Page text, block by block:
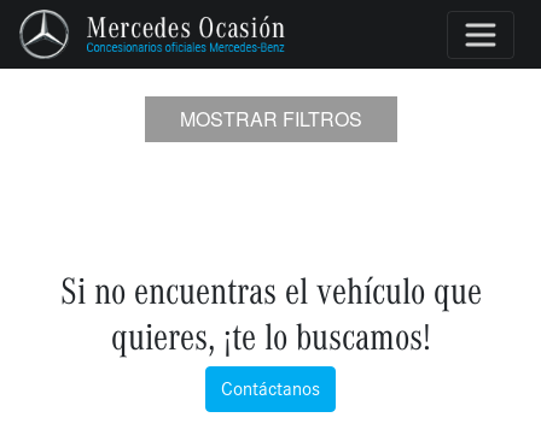
MOSTRAR FILTROS
Si no encuentras el vehículo que
quieres, ¡te lo buscamos!
Contáctanos